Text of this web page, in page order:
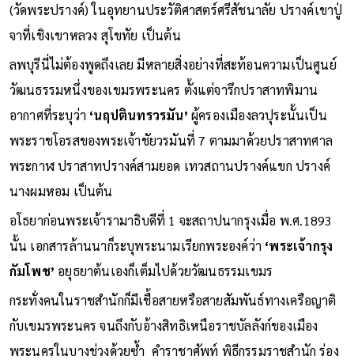
(วัดพระปรางค์) ในอุทยานประวัติศาสตร์ศรีสัชนาลัย ปรางค์เขาปู่
จาที่เชิงเขาหลวง สุโขทัย เป็นต้น
ลพบุรีนี่ไม่ต้องพูดถึงเลย มีหลายสิ่งอย่างที่สะท้อนความเป็นศูนย์
วัฒนธรรมหนึ่งของเขมรพระนคร ตั้งแต่จารึกปราสาทพิมาน
อากาศที่ระบุว่า ‘นฤปตินทรวรมัน’ ผู้ครองเมืองลวปุระนั้นเป็น
พระราชโอรสของพระเจ้าชัยวรมันที่ 7 ตามมาด้วยปราสาทศาล
พระกาฬ ปราสาทปรางค์สามยอด เทวสถานปรางค์แขก ปรางค์
นางผมหอม เป็นต้น
อโธยาก่อนพระเจ้ารามาธิบดีที่ 1 จะสถาปนากรุงเมื่อ พ.ศ.1893
นั้น เอกสารล้านนาก็ระบุพระนามเรียกพระองค์ว่า ‘พระเจ้ากรุง
กัมโพช’ อยุธยาต้นเองก็เต็มไปด้วยวัฒนธรรมเขมร
กระทั่งคนในราชสำนักก็มีเชื้อสายหรือสายสัมพันธ์ทางเครือญาติ
กับเขมรพระนคร จนถึงกับอ้างสิทธิเหนือราชบัลลังก์ของเมือง
พระนครในบางช่วงด้วยซ้ำ คำราชาศัพท์ พิธีกรรมราชสำนัก ร่อง